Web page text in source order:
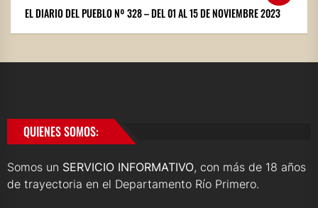
EL DIARIO DEL PUEBLO Nº 328 – DEL 01 AL 15 DE NOVIEMBRE 2023
QUIENES SOMOS:
Somos un SERVICIO INFORMATIVO, con más de 18 años
de trayectoria en el Departamento Río Primero.